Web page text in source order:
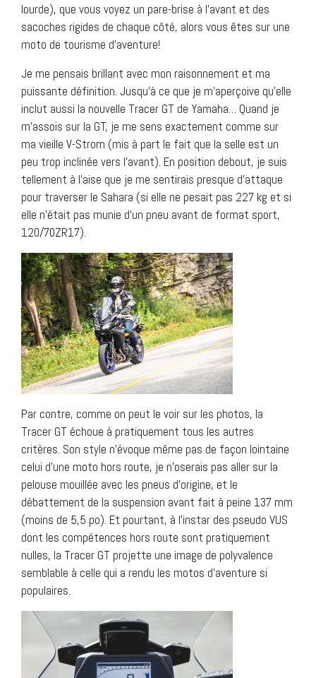
lourde), que vous voyez un pare-brise à l’avant et des
sacoches rigides de chaque côté, alors vous êtes sur une
moto de tourisme d’aventure!
Je me pensais brillant avec mon raisonnement et ma
puissante définition. Jusqu’à ce que je m’aperçoive qu’elle
inclut aussi la nouvelle Tracer GT de Yamaha… Quand je
m’assois sur la GT, je me sens exactement comme sur
ma vieille V-Strom (mis à part le fait que la selle est un
peu trop inclinée vers l’avant). En position debout, je suis
tellement à l’aise que je me sentirais presque d’attaque
pour traverser le Sahara (si elle ne pesait pas 227 kg et si
elle n’était pas munie d’un pneu avant de format sport,
120/70ZR17).
Par contre, comme on peut le voir sur les photos, la
Tracer GT échoue à pratiquement tous les autres
critères. Son style n’évoque même pas de façon lointaine
celui d’une moto hors route, je n’oserais pas aller sur la
pelouse mouillée avec les pneus d’origine, et le
débattement de la suspension avant fait à peine 137 mm
(moins de 5,5 po). Et pourtant, à l’instar des pseudo VUS
dont les compétences hors route sont pratiquement
nulles, la Tracer GT projette une image de polyvalence
semblable à celle qui a rendu les motos d’aventure si
populaires.